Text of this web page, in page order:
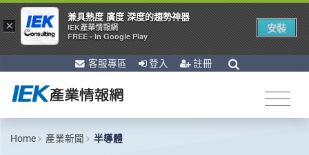
客服專區 登入 註冊
Home 產業新聞 半導體
×
兼具熱度 廣度 深度的趨勢神器
IEK產業情報網
FREE - In Google Play
安裝